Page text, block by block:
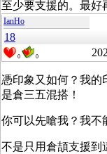
至少要支援的。最好
IanHo
18
0 0
憑印象又如何？我的
是倉三五混搭！
你可以先嗆我？我不
不是只用倉頡支援到